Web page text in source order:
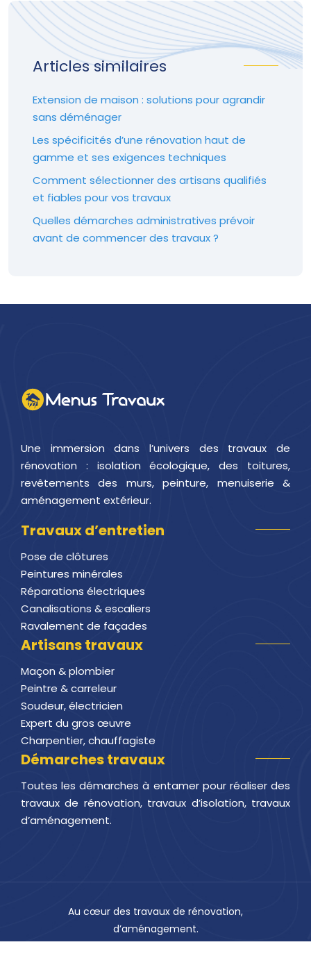
Articles similaires
Extension de maison : solutions pour agrandir
sans déménager
Les spécificités d’une rénovation haut de
gamme et ses exigences techniques
Comment sélectionner des artisans qualifiés
et fiables pour vos travaux
Quelles démarches administratives prévoir
avant de commencer des travaux ?
Une immersion dans l’univers des travaux de
rénovation : isolation écologique, des toitures,
revêtements des murs, peinture, menuiserie &
aménagement extérieur.
Travaux d’entretien
Pose de clôtures
Peintures minérales
Réparations électriques
Canalisations & escaliers
Ravalement de façades
Artisans travaux
Maçon & plombier
Peintre & carreleur
Soudeur, électricien
Expert du gros œuvre
Charpentier, chauffagiste
Démarches travaux
Toutes les démarches à entamer pour réaliser des
travaux de rénovation, travaux d’isolation, travaux
d’aménagement.
Au cœur des travaux de rénovation,
d’aménagement.